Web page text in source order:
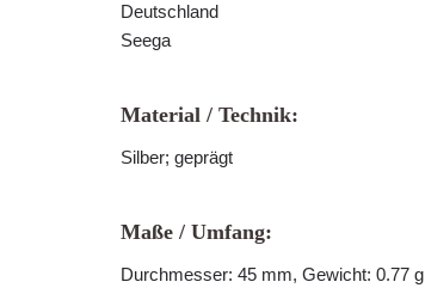
Deutschland
Seega
Material / Technik:
Silber; geprägt
Maße / Umfang:
Durchmesser: 45 mm, Gewicht: 0.77 g